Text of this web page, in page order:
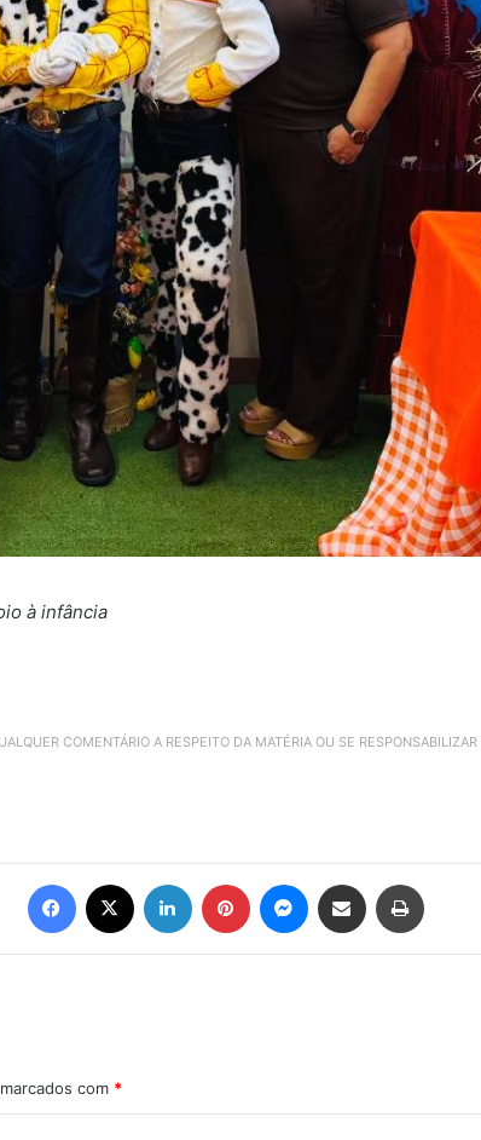
à infância
COMENTÁRIO A RESPEITO DA MATÉRIA OU SE
com *